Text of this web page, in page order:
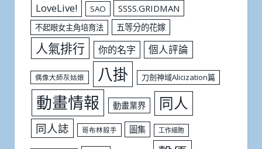
LoveLive! SAO SSSS.GRIDMAN
不起眼女主角培育法 五等分的花嫁
人氣排行 你的名字 個人評論
偶像大師灰姑娘 八掛 刀劍神域Alicization篇
動畫情報 動畫業界 同人
同人誌 哥布林殺手 圖集 工作細胞